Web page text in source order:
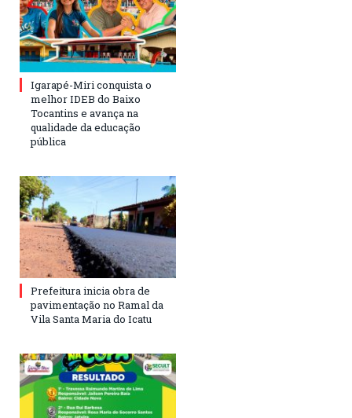
Igarapé-Miri conquista o
melhor IDEB do Baixo
Tocantins e avança na
qualidade da educação
pública
Prefeitura inicia obra de
pavimentação no Ramal da
Vila Santa Maria do Icatu